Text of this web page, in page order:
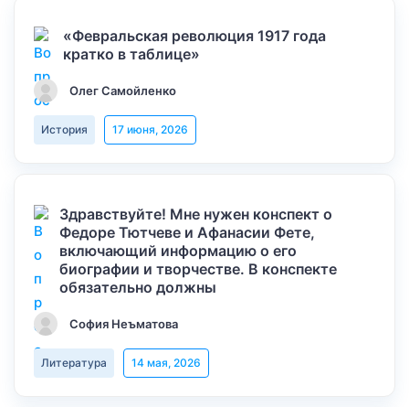
«Февральская революция 1917 года
кратко в таблице»
Олег Самойленко
История 17 июня, 2026
Здравствуйте! Мне нужен конспект о
Федоре Тютчеве и Афанасии Фете,
включающий информацию о его
биографии и творчестве. В конспекте
обязательно должны
София Неъматова
Литература 14 мая, 2026